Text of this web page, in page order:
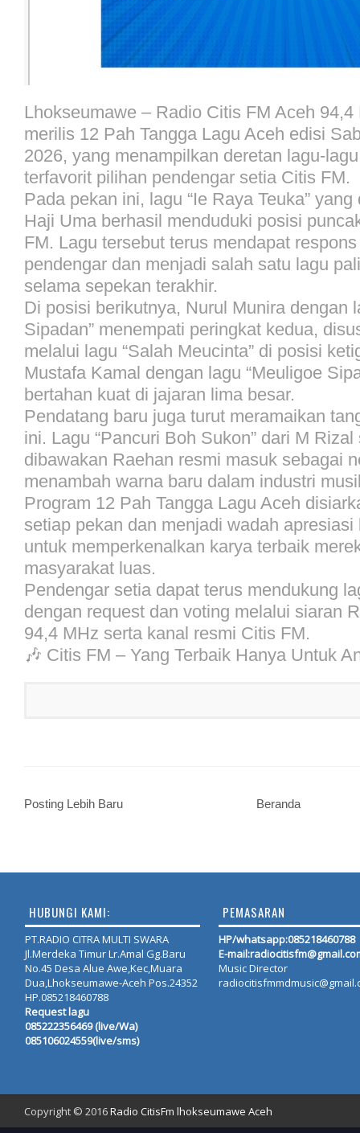
Lhokseumawe – Radio Citis FM Aceh
merilis 12 Pah Tangga Lagu Aceh edisi
2026, yang menampilkan deretan lagu-
terfavorit pilihan pendengar setia Citis FM.
Pada pekan ini, lagu “Ie Raya Teuka”
Haji Uma berhasil menduduki posisi
FM. Lagu tersebut terus mendapat
pendengar dan menjadi salah satu lagu
selama sepekan terakhir.
Di posisi berikutnya, Nurul Munira dengan
Sipadan” menempati peringkat kedua,
melalui lagu “Salah Meucinta” di posisi
Mustafa Kamal dengan lagu “Meuligoe
bertahan kuat di jajaran lima besar.
Pendatang baru juga turut meramaikan
ini. Lagu “Pancuri Boh Sukon” dari M Rizal
dibawakan Raehan resmi masuk sebagai
menambah warna baru dalam industri
Program 12 Pah Tangga Lagu Aceh
setiap pekan dan menjadi wadah
untuk memperkenalkan karya terbaik
masyarakat luas.
Pendengar setia dapat terus mendukung
dengan request dan voting melalui siaran
94,4 MHz serta kanal resmi Citis FM.
🎶 Citis FM – Yang Terbaik Hanya Untuk
Posting Lebih Baru Beranda
HUBUNGI KAMI:
PT.RADIO CITRA MULTI SWARA
Jl.Merdeka Timur Lr.Amal Gg.Baru
No.45 Desa Alue Awe,Kec,Muara
Dua,Lhokseumawe-Aceh Pos.24352
HP.085218460788
Request lagu
085222356469 (live/Wa)
085106024559(live/sms)
PEMASARAN
HP/whatsapp:085218460788
E-
Music Director
Copyright © 2016Radio CitisFm lhokseumawe Aceh